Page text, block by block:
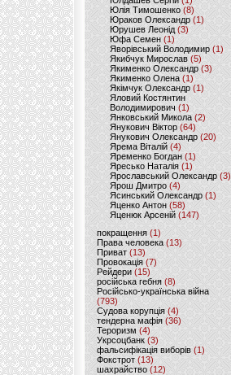
Юлія Тимошенко (8)
Юраков Олександр (1)
Юрушев Леонід (3)
Юфа Семен (1)
Яворівський Володимир (1)
Якибчук Мирослав (5)
Якименко Олександр (3)
Якименко Олена(1)
Якімчук Олександр (1)
Яловий Костянтин
Володимирович (1)
Янковський Микола(2)
Янукович Віктор (64)
Янукович Олександр(20)
Ярема Віталій(4)
Яременко Богдан(1)
Яресько Наталія(1)
Ярославський Олександр (3)
Ярош Дмитро (4)
Ясинський Олександр (1)
Яценко Антон(58)
Яценюк Арсеній (147)
покращення (1)
Права человека(13)
Приват (13)
Провокація (7)
Рейдери (15)
російська гебня (8)
Російсько-українська війна
(793)
Судова корупція (4)
тендерна мафія (36)
Тероризм (4)
Укрсоцбанк (3)
фальсифікація виборів (1)
Фокстрот(13)
шахрайство (12)